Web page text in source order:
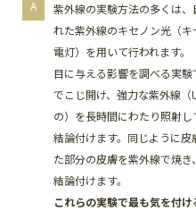
紫外線の実験方法の多くは
れた紫外線のキセノン光（
電灯）を用いて行われます。
目に与える影響を調べる実
でこじ開け、強力な紫外線（
の）を長時間にわたり照射
結論付けます。同じように
た部分の皮膚を紫外線で焼
結論付けます。
これらの実験で最も気を付